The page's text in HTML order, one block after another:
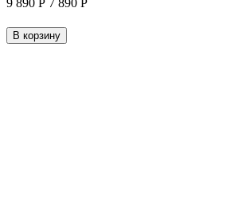
В корзину